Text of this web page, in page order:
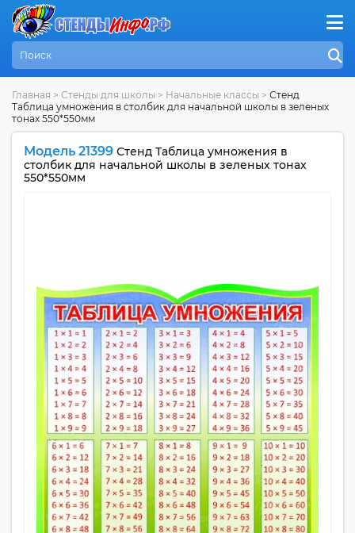
Главная > Стенды для школы > Начальные классы > Стенд
Таблица умножения в столбик для начальной школы в зеленых
тонах 550*550мм
Модель 21399 Стенд Таблица умножения в
столбик для начальной школы в зеленых тонах
550*550мм